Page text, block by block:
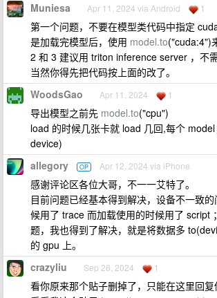
Muniesa Apr 11, 2024 via Android 1
第一个问题，不要在模型类代码中指定
是加载完模型后，使用 model.to("cuda:4")
2 和 3 建议用 triton inference server ，不
当然你得先把代码按上面的改了。
WoodsGao Apr 11, 2024 1
导出模型之前先 model.to("cpu")
load 的时候几张卡就 load 几回,每个
device)
allegory OP Apr 12, 2024 via iPhone
感谢评论区各位大哥，不一一艾特了。
目前问题已经基本得到解决，设备不一致
候用了 trace 而加载使用的时候用了 script
题，我也得到了解决，就是将数据多
的 gpu 上。
crazyliu Sep 26, 2024 1
看你原来那个贴子删掉了，只能在这里回